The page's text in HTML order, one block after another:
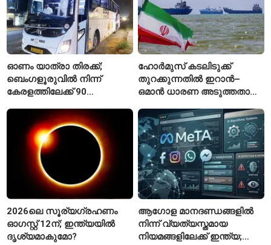
ഓണം യാത്രാ തിരക്ക്;
ബെംഗളൂരുവിൽ നിന്ന്
കേരളത്തിലേക്ക് 90
ഹോർമുസ് കടലിടുക്ക്
തുറക്കുന്നതിൽ ഇറാൻ–
ഒമാൻ ധാരണ അടുത്തതായി;
ടെഹ്റാൻ
2026ലെ സൂര്യഗ്രഹണം
ഓഗസ്റ്റ് 12ന്; ഇന്ത്യയിൽ
ദൃശ്യമാകുമോ?
ആഗോള മാനദണ്ഡങ്ങളിൽ
നിന്ന് വ്യത്യസ്തമായ
നിയമങ്ങളിലേക്ക് ഇന്ത്യ;